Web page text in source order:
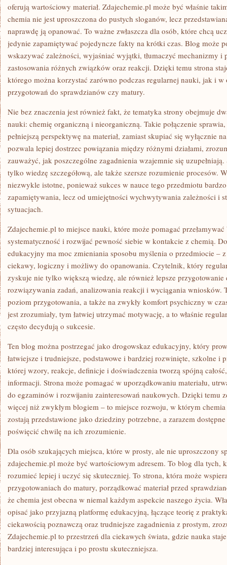
oferują wartościowy materiał. Zdajechemie.pl może być właśnie
chemia nie jest uproszczona do pustych sloganów, lecz
naprawdę ją opanować. To ważne zwłaszcza dla osób, które chcą
jedynie zapamiętywać pojedyncze fakty na krótki czas. Blog może
wskazywać zależności, wyjaśniać wyjątki, tłumaczyć mechanizmy i
zastosowania różnych związków oraz reakcji. Dzięki temu strona
którego można korzystać zarówno podczas regularnej nauki, jak i w
przygotowań do sprawdzianów czy matury.
Nie bez znaczenia jest również fakt, że tematyka strony obejmuje
nauki: chemię organiczną i nieorganiczną. Takie połączenie
pełniejszą perspektywę na materiał, zamiast skupiać się wyłącznie
pozwala lepiej dostrzec powiązania między różnymi działami,
zauważyć, jak poszczególne zagadnienia wzajemnie się
tylko wiedzę szczegółową, ale także szersze rozumienie procesów.
niezwykle istotne, ponieważ sukces w nauce tego przedmiotu
zapamiętywania, lecz od umiejętności wychwytywania zależności i
sytuacjach.
Zdajechemie.pl to miejsce nauki, które może pomagać
systematyczność i rozwijać pewność siebie w kontakcie z chemią.
edukacyjny ma moc zmieniania sposobu myślenia o przedmiocie –
ciekawy, logiczny i możliwy do opanowania. Czytelnik, który
zyskuje nie tylko większą wiedzę, ale również lepsze przygotowanie
rozwiązywania zadań, analizowania reakcji i wyciągania wniosków.
poziom przygotowania, a także na zwykły komfort psychiczny w
jest zrozumiały, tym łatwiej utrzymać motywację, a to właśnie
często decydują o sukcesie.
Ten blog można postrzegać jako drogowskaz edukacyjny, który
łatwiejsze i trudniejsze, podstawowe i bardziej rozwinięte, szkolne i
której wzory, reakcje, definicje i doświadczenia tworzą spójną
informacji. Strona może pomagać w uporządkowaniu materiału,
do egzaminów i rozwijaniu zainteresowań naukowych. Dzięki temu
więcej niż zwykłym blogiem – to miejsce rozwoju, w którym
zostają przedstawione jako dziedziny potrzebne, a zarazem
poświęcić chwilę na ich zrozumienie.
Dla osób szukających miejsca, które w prosty, ale nie uproszczony
zdajechemie.pl może być wartościowym adresem. To blog dla tych,
rozumieć lepiej i uczyć się skuteczniej. To strona, która może
przygotowaniach do matury, porządkować materiał przed
że chemia jest obecna w niemal każdym aspekcie naszego życia.
opisać jako przyjazną platformę edukacyjną, łączące teorię z
ciekawością poznawczą oraz trudniejsze zagadnienia z prostym,
Zdajechemie.pl to przestrzeń dla ciekawych świata, gdzie nauka
bardziej interesująca i po prostu skuteczniejsza.